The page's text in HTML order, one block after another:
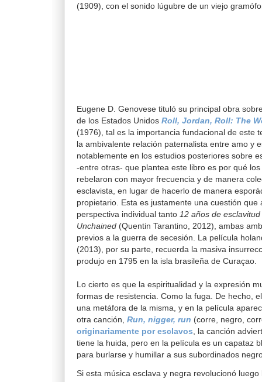
(1909), con el sonido lúgubre de un viejo
Eugene D. Genovese tituló su principal obra
de los Estados Unidos Roll, Jordan, Roll: The
(1976), tal es la importancia fundacional de este
la ambivalente relación paternalista entre amo y
notablemente en los estudios posteriores sobre
-entre otras- que plantea este libro es por qué
rebelaron con mayor frecuencia y de manera
esclavista, en lugar de hacerlo de manera
propietario. Esta es justamente una cuestión que
perspectiva individual tanto 12 años de esclavitud
Unchained (Quentin Tarantino, 2012), ambas
previos a la guerra de secesión. La película
(2013), por su parte, recuerda la masiva
produjo en 1795 en la isla brasileña de Curaçao.
Lo cierto es que la espiritualidad y la expresión
formas de resistencia. Como la fuga. De hecho,
una metáfora de la misma, y en la película
otra canción, Run, nigger, run (corre, negro,
originariamente por esclavos, la canción
tiene la huida, pero en la película es un capataz
para burlarse y humillar a sus subordinados
Si esta música esclava y negra revolucionó